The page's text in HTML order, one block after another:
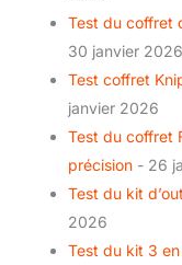
Test du coffret
30 janvier 2026
Test coffret
janvier 2026
Test du coffret
précision - 26
Test du kit
2026
Test du kit 3